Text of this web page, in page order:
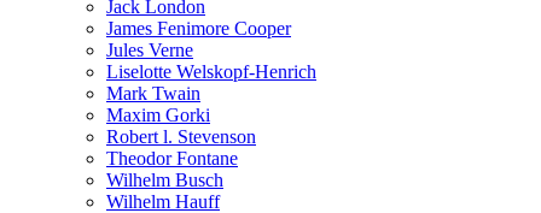
Jack London
James Fenimore Cooper
Jules Verne
Liselotte Welskopf-Henrich
Mark Twain
Maxim Gorki
Robert l. Stevenson
Theodor Fontane
Wilhelm Busch
Wilhelm Hauff